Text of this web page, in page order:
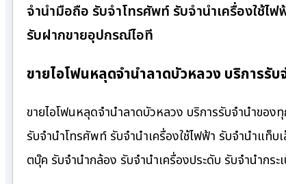
จำนำมือถือ รับจำโทรศัพท์ รับจำนำเครื่องใช้
รับฝากขายอุปกรณ์ไอที
ขายไอโฟนหลุดจำนำลาดบัวหลวง บริการรั
ขายไอโฟนหลุดจำนำลาดบัวหลวง บริการรับจำนำขอ
รับจำนำโทรศัพท์ รับจำนำเครื่องใช้ไฟฟ้า รับจำนำแท็
ตบุ๊ค รับจำนำกล้อง รับจำนำเครื่องประดับ รับจำนำกร